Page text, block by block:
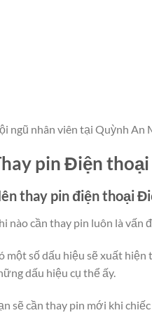
ngũ nhân viên tại Quỳnh An
pin Điện thoại
thay pin điện thoại
nào cần thay pin luôn là vấn
một số dấu hiệu sẽ xuất hiện
dấu hiệu cụ thể ấy.
sẽ cần thay pin mới khi